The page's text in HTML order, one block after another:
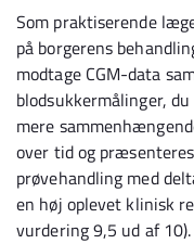
Som praktiserende
på borgerens
modtage CGM-data
blodsukkermålinger,
mere
over tid og
prøvehandling med
en høj oplevet klinisk
vurdering 9,5 ud af 10).